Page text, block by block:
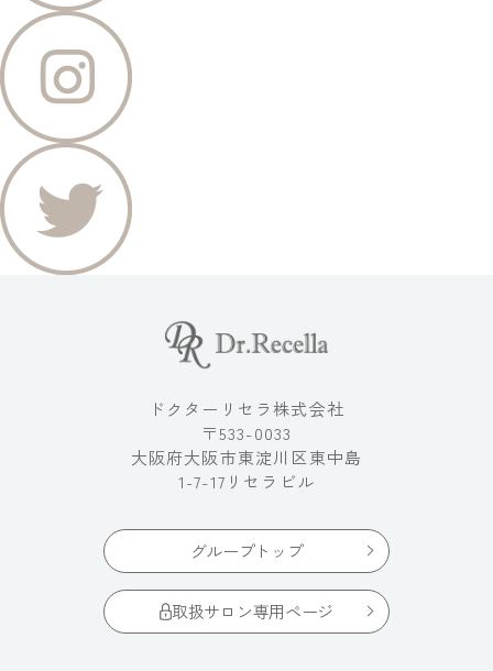
ドクターリセラ株式会社
〒533-0033
大阪府大阪市東淀川区東中島
1-7-17リセラビル
グループトップ
取扱サロン専用ページ